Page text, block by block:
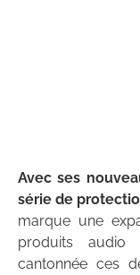
Avec ses
série de
marque une
produits audio
cantonnée ces